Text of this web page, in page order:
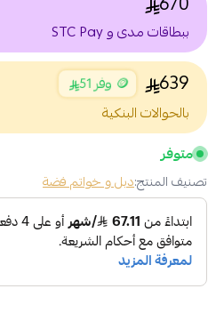
ببطاقات مدى و STC Pay
639 🪙 وفر 51
بالحوالات البنكية
متوفر
تصنيف المنتج:دبل و خواتم فضة